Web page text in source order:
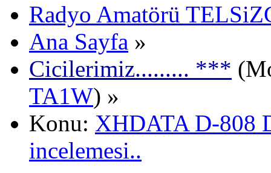
Radyo Amatörü
Ana Sayfa »
Cicilerimiz......... ***
TA1W) »
Konu: XHDATA D-808
incelemesi..